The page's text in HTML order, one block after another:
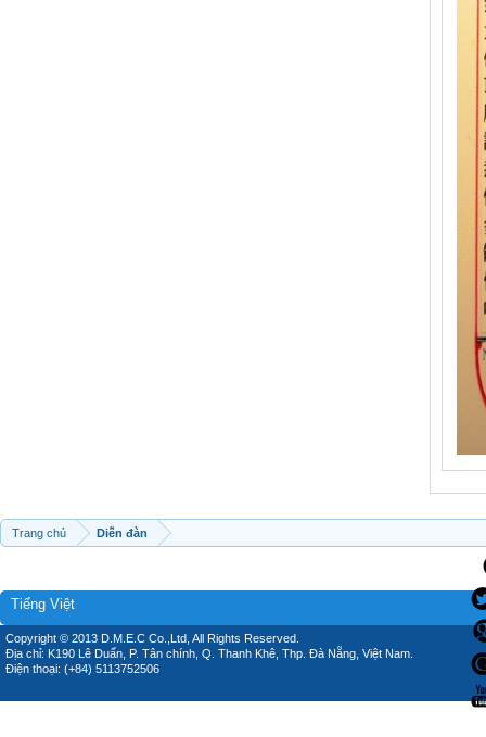
Trang chủ Diễn đàn
Tiếng Việt
Copyright © 2013 D.M.E.C Co.,Ltd, All Rights Reserved.
Địa chỉ: K190 Lê Duẩn, P. Tân chính, Q. Thanh Khê, Thp. Đà Nẵng, Việt Nam.
Điện thoại: (+84) 5113752506